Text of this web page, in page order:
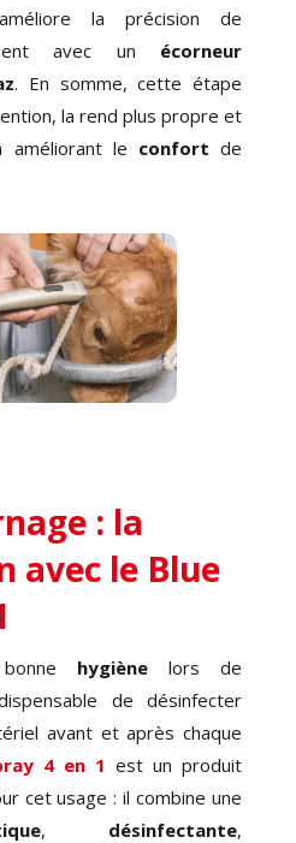
la précision de
avec un écorneur
. En somme, cette étape
la rend plus propre et
améliorant le confort de
: la
avec le Blue
hygiène lors de
de désinfecter
avant et après chaque
4 en 1 est un produit
cet usage : il combine une
, désinfectante,